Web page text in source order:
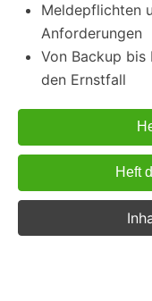
Meldepflichten
Anforderungen
Von Backup
den Ernstfall
Heft